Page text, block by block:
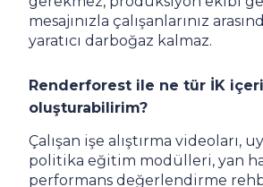
mesajınızla çalışanlarınız
yaratıcı darboğaz kalmaz.
Renderforest ile ne tür İK
oluşturabilirim?
Çalışan işe alıştırma videoları,
politika eğitim modülleri, yan
performans değerlendirme